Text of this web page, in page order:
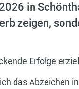
in
zeigen,
Erfolge
das Abzeichen